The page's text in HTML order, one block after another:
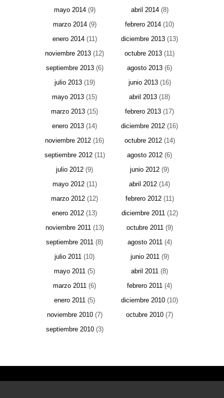
mayo 2014(9) abril 2014(8)
marzo 2014(9) febrero 2014 (10)
enero 2014(11) diciembre 2013 (13)
noviembre 2013 (12) octubre 2013 (11)
septiembre 2013(6) agosto 2013 (6)
julio 2013(19) junio 2013(16)
mayo 2013 (15) abril 2013 (18)
marzo 2013 (15) febrero 2013 (17)
enero 2013 (14) diciembre 2012 (16)
noviembre 2012 (16) octubre 2012(14)
septiembre 2012(11) agosto 2012 (6)
julio 2012 (9) junio 2012 (9)
mayo 2012(11) abril 2012 (14)
marzo 2012 (12) febrero 2012(11)
enero 2012 (13) diciembre 2011(12)
noviembre 2011(13) octubre 2011(9)
septiembre 2011 (8) agosto 2011(4)
julio 2011 (10) junio 2011(9)
mayo 2011 (5) abril 2011 (8)
marzo 2011 (6) febrero 2011 (4)
enero 2011 (5) diciembre 2010 (10)
noviembre 2010(7) octubre 2010 (7)
septiembre 2010(3)